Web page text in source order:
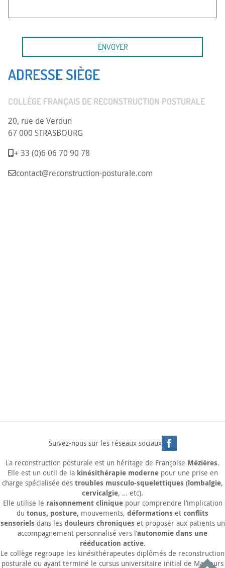
ADRESSE SIÈGE
COLLÈGE FRANÇAIS DE RECONSTRUCTION POSTURALE
20, rue de Verdun
67 000 STRASBOURG
+ 33 (0)6 06 70 90 78
contact@reconstruction-posturale.com
Suivez-nous sur les réseaux sociaux
La reconstruction posturale est un héritage de Françoise Mézières.
Elle est un outil de la kinésithérapie modernepour une prise en
charge spécialisée des troubles musculo-squelettiques (lombalgie,
cervicalgie, … etc).
Elle utilise le raisonnement cliniquepour comprendre l’implication
du tonus, posture, mouvements, déformations et conflits
sensoriels dans les douleurs chroniques et proposer aux patients un
accompagnement personnalisé vers l’autonomie dans une
rééducation active.
Le collège regroupe les kinésithérapeutes diplômés de reconstruction
posturale ou ayant terminé le cursus universitaire initial de Masseurs